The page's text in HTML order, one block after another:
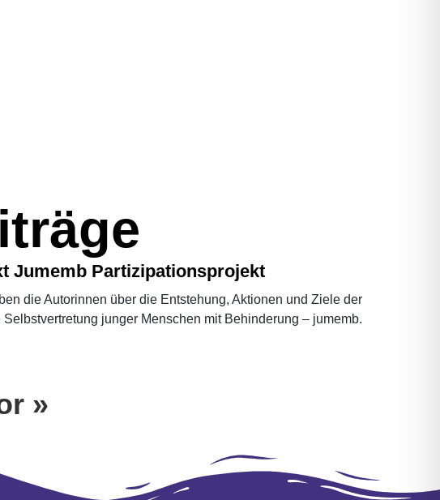
Jumemb Partizipationsprojekt
die Autorinnen über die Entstehung, Aktionen und Ziele der
Selbstvertretung junger Menschen mit Behinderung – jumemb.
»